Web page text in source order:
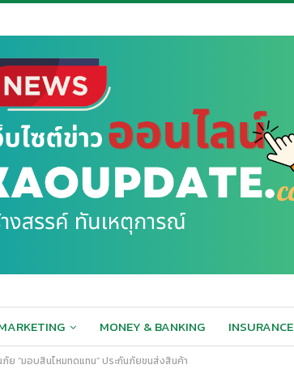
MONEY & BANKING INSURANCE
ภัย “มอบสินไหมทดแทน” ประกันภัยขนส่งสินค้า